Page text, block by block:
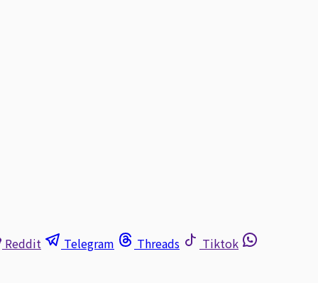
Reddit Telegram Threads Tiktok